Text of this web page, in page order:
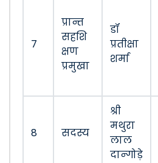
7
प्रान्त
सहशि
क्षण
प्रमुखा
डॉ
प्रतीक्षा
शर्मा
8 सदस्य
श्री
मथुरा
लाल
दान्गोड़े